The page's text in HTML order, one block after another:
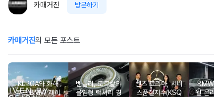
카매거진 방문하기
카매거진의 모든 포스트
KLPGA와 화해
무드 BMW 레이
벤틀리, 토르칼의
몰입형 럭셔리 경
벤츠 코리아, 서비
스품질지수(KSQ
BMW
월 온라